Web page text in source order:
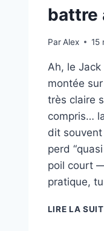
battre
Par Alex 15
Ah, le Jack
montée
très claire
compris…
dit
perd
poil court
pratique,
LIRE LA